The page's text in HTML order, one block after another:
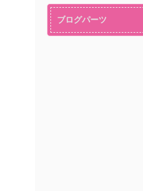
ブログパーツ